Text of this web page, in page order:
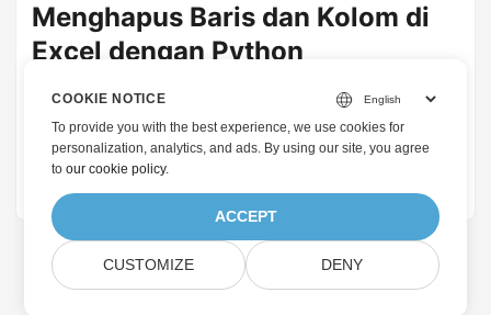
Menghapus Baris dan Kolom di
Excel dengan Python
Saat bekerja dengan manipulasi spreadsheet, Anda
mungkin sering perlu menyisipkan atau menghapus baris
dan kolom di dalam lembar kerja Anda. Sejalan dengan itu,
artikel ini membahas tentang cara memanipulasi baris dan
Anda akan belajar cara menyisipkan atau menghapus satu
atau beberapa baris dan kolom dalam lembar kerja Excel
menggunakan Python.
April 13, 2021· Usman Aziz
COOKIE NOTICE
To provide you with the best experience, we use cookies for
personalization, analytics, and ads. By using our site, you agree
toour cookie policy.
ACCEPT
CUSTOMIZE DENY